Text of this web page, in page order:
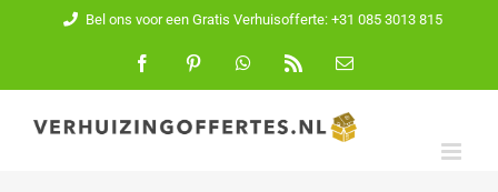
inhoud
Bel ons voor een Gratis Verhuisofferte: +31 085 3013 815
FacebookPinterest WhatsApp
E-